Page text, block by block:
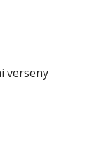
verseny